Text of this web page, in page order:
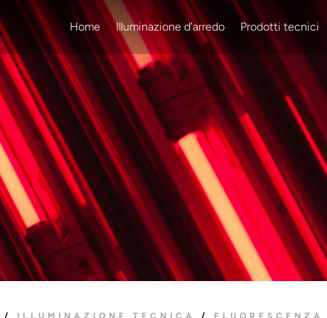
Home Illuminazione d’arredo Prodotti tecnici
ILLUMINAZIONE TECNICA / FLUORESCENZA